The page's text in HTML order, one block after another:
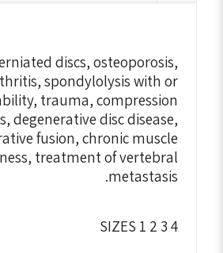
discs, osteoporosis,
spondylolysis with or
trauma, compression
degenerative disc disease,
fusion, chronic muscle
treatment of vertebral
metastasis.
SIZES 1 2 3 4